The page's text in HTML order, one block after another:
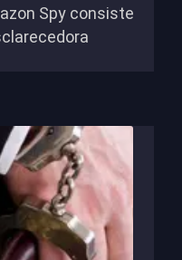
Spy consiste